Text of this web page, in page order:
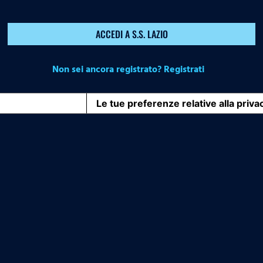
ACCEDI A S.S. LAZIO
Non sei ancora registrato? Registrati
Le tue preferenze relative alla